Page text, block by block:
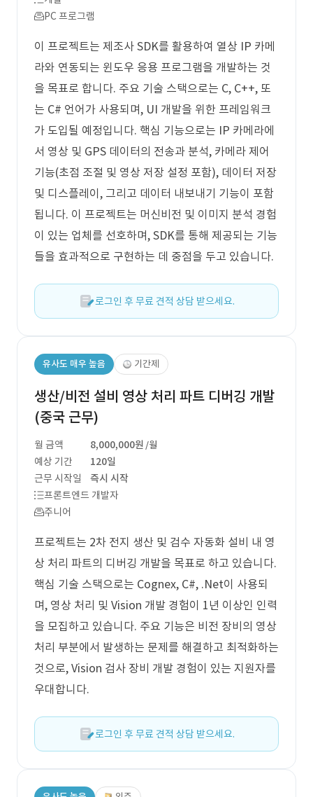
PC 프로그램
이 프로젝트는 제조사 SDK를 활용하여 열상 IP 카메
라와 연동되는 윈도우 응용 프로그램을 개발하는 것
을 목표로 합니다. 주요 기술 스택으로는 C, C++, 또
는 C# 언어가 사용되며, UI 개발을 위한 프레임워크
가 도입될 예정입니다. 핵심 기능으로는 IP 카메라에
서 영상 및 GPS 데이터의 전송과 분석, 카메라 제어
기능(초점 조절 및 영상 저장 설정 포함), 데이터 저장
및 디스플레이, 그리고 데이터 내보내기 기능이 포함
됩니다. 이 프로젝트는 머신비전 및 이미지 분석 경험
이 있는 업체를 선호하며, SDK를 통해 제공되는 기능
들을 효과적으로 구현하는 데 중점을 두고 있습니다.
로그인 후 무료 견적 상담 받으세요.
유사도 매우 높음 기간제
생산/비전 설비 영상 처리 파트 디버깅 개발
(중국 근무)
월 금액 8,000,000원 /월
예상 기간
120일
근무 시작일
즉시 시작
프론트엔드 개발자
주니어
프로젝트는 2차 전지 생산 및 검수 자동화 설비 내 영
상 처리 파트의 디버깅 개발을 목표로 하고 있습니다.
핵심 기술 스택으로는 Cognex, C#, .Net이 사용되
며, 영상 처리 및 Vision 개발 경험이 1년 이상인 인력
을 모집하고 있습니다. 주요 기능은 비전 장비의 영상
처리 부분에서 발생하는 문제를 해결하고 최적화하는
것으로, Vision 검사 장비 개발 경험이 있는 지원자를
우대합니다.
로그인 후 무료 견적 상담 받으세요.